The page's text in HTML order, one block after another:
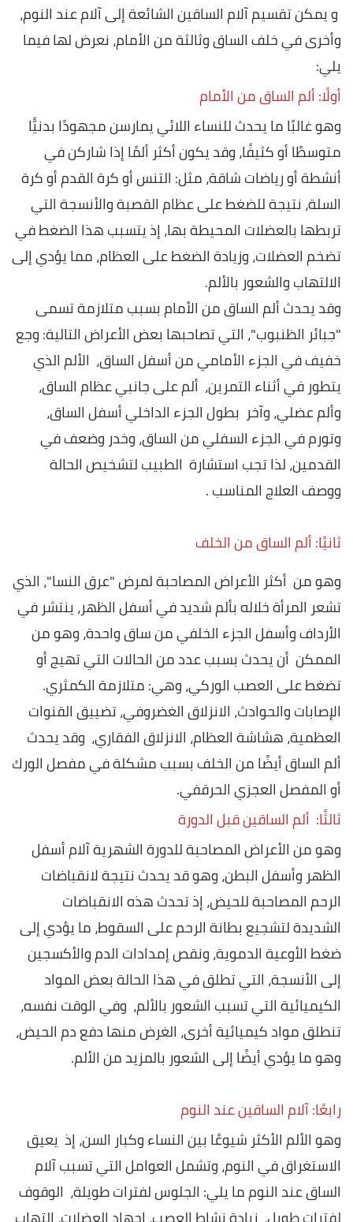
و يمكن تقسيم آلام الساقين الشائعة إلى آلام عند النوم،
وأخرى في خلف الساق وثالثة من الأمام، نعرض لها فيما
يلي:
أولًا: ألم الساق من الأمام
وهو غالبًا ما يحدث للنساء اللائي يمارسن مجهودًا بدنيًّا
متوسطًا أو كثيفًا، وقد يكون أكثر ألمًا إذا شاركن في
أنشطة أو رياضات شاقة، مثل: التنس أو كرة القدم أو كرة
السلة، نتيجة للضغط على عظام القصبة والأنسجة التي
تربطها بالعضلات المحيطة بها، إذ يتسبب هذا الضغط في
تضخم العضلات، وزيادة الضغط على العظام، مما يؤدي إلى
الالتهاب والشعور بالألم.
وقد يحدث ألم الساق من الأمام بسبب متلازمة تسمى
"جبائر الظنبوب"، التي تصاحبها بعض الأعراض التالية: وجع
خفيف في الجزء الأمامي من أسفل الساق، الألم الذي
يتطور في أثناء التمرين، ألم على جانبي عظام الساق،
وألم عضلي، وآخر بطول الجزء الداخلي أسفل الساق،
وتورم في الجزء السفلي من الساق، وخدر وضعف في
القدمين، لذا تجب استشارة الطبيب لتشخيص الحالة
ووصف العلاج المناسب .
ثانيًا: ألم الساق من الخلف
وهو من أكثر الأعراض المصاحبة لمرض "عرق النسا"، الذي
تشعر المرأة خلاله بألم شديد في أسفل الظهر، ينتشر في
الأرداف وأسفل الجزء الخلفي من ساق واحدة، وهو من
الممكن أن يحدث بسبب عدد من الحالات التي تهيج أو
تضغط على العصب الوركي، وهي: متلازمة الكمثري.
الإصابات والحوادث، الانزلاق الغضروفي، تضييق القنوات
العظمية، هشاشة العظام، الانزلاق الفقاري، وقد يحدث
ألم الساق أيضًا من الخلف بسبب مشكلة في مفصل الورك
أو المفصل العجزي الحرقفي.
ثالثًا: ألم الساقين قبل الدورة
وهو من الأعراض المصاحبة للدورة الشهرية آلام أسفل
الظهر وأسفل البطن، وهو قد يحدث نتيجة لانقباضات
الرحم المصاحبة للحيض، إذ تحدث هذه الانقباضات
الشديدة لتشجيع بطانة الرحم على السقوط، ما يؤدي إلى
ضغط الأوعية الدموية، ونقص إمدادات الدم والأكسجين
إلى الأنسجة، التي تطلق في هذا الحالة بعض المواد
الكيميائية التي تسبب الشعور بالألم، وفي الوقت نفسه،
تنطلق مواد كيميائية أخرى، الغرض منها دفع دم الحيض،
وهو ما يؤدي أيضًا إلى الشعور بالمزيد من الألم.
رابعًا: آلام الساقين عند النوم
وهو الألم الأكثر شيوعًا بين النساء وكبار السن، إذ يعيق
الاستغراق في النوم، وتشمل العوامل التي تسبب آلام
الساق عند النوم ما يلي: الجلوس لفترات طويلة، الوقوف